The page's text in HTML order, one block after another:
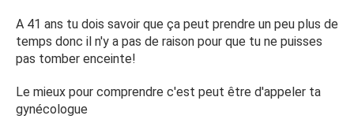
A 41 ans tu dois savoir que ça peut prendre un peu plus de
temps donc il n'y a pas de raison pour que tu ne puisses
pas tomber enceinte!
Le mieux pour comprendre c'est peut être d'appeler ta
gynécologue